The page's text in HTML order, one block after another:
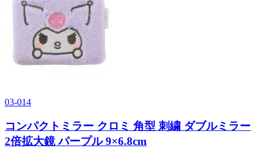
03-014
コンパクトミラー クロミ 角型 刺繍 ダブルミラー
2倍拡大鏡 パープル 9×6.8cm